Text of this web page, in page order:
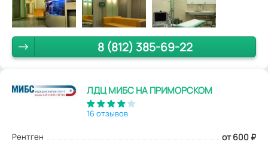
8 (812) 385-69-22
ЛДЦ МИБС НА ПРИМОРСКОМ
16 отзывов
Рентген от 600 ₽